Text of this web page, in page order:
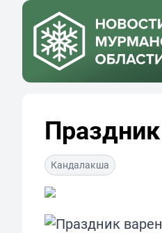
Кандалакша